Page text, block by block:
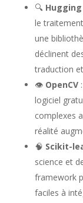
🔍
le
une
déclinent
traduction
👁️ OpenCV:
logiciel
complexes
réalité
🧠 Scikit-
science et
framework
faciles à